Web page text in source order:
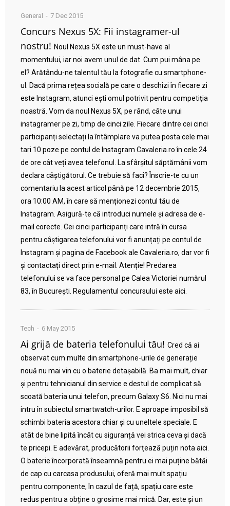
General 7 Dec 2015
Concurs Nexus 5X: Fii instagramer-ul
nostru! Noul Nexus 5X este un must-have al
momentului, iar noi avem unul de dat. Cum pui mâna pe
el? Arătându-ne talentul tău la fotografie cu smartphone-
ul. Dacă prima rețea socială pe care o deschizi în fiecare zi
este Instagram, atunci ești omul potrivit pentru competiția
noastră. Vom da noul Nexus 5X, pe rând, câte unui
instagramer pe zi, timp de cinci zile. Fiecare dintre cei cinci
participanți selectați la întâmplare va putea posta cele mai
tari 10 poze pe contul de Instagram Cavaleria.ro în cele 24
de ore cât veți avea telefonul. La sfârșitul săptămânii vom
declara câștigătorul. Ce trebuie să faci? Înscrie-te cu un
comentariu la acest articol până pe 12 decembrie 2015,
ora 10:00 AM, în care să menționezi contul tău de
Instagram. Asigură-te că introduci numele și adresa de e-
mail corecte. Cei cinci participanți care intră în cursa
pentru câștigarea telefonului vor fi anunțați pe contul de
Instagram și pagina de Facebook ale Cavaleria.ro, dar vor fi
și contactați direct prin e-mail. Atenție! Predarea
telefonului se va face personal pe Calea Victoriei numărul
83, în București. Regulamentul concursului este aici.
Tech 6 May 2015
Ai grijă de bateria telefonului tău! Cred că ai
observat cum multe din smartphone-urile de generație
nouă nu mai vin cu o baterie detașabilă. Ba mai mult, chiar
și pentru tehnicianul din service e destul de complicat să
scoată bateria unui telefon, precum Galaxy S6. Nici nu mai
intru în subiectul smartwatch-urilor. E aproape imposibil să
schimbi bateria acestora chiar și cu uneltele speciale. E
atât de bine lipită încât cu siguranță vei strica ceva și dacă
te pricepi. E adevărat, producătorii forțează puțin nota aici.
O baterie încorporată înseamnă pentru ei mai puține bătăi
de cap cu carcasa produsului, oferă mai mult spațiu
pentru componente, în cazul de față, spațiu care este
redus pentru a obține o grosime mai mică. Dar, este și un